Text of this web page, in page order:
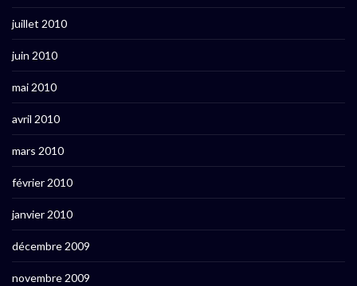
juillet 2010
juin 2010
mai 2010
avril 2010
mars 2010
février 2010
janvier 2010
décembre 2009
novembre 2009